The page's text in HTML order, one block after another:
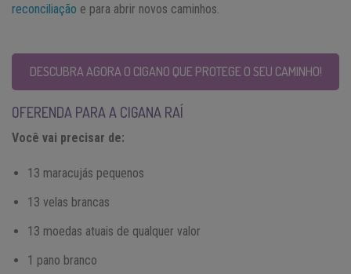
reconciliação e para abrir novos caminhos.
DESCUBRA AGORA O CIGANO QUE PROTEGE O SEU CAMINHO!
OFERENDA PARA A CIGANA RAÍ
Você vai precisar de:
13 maracujás pequenos
13 velas brancas
13 moedas atuais de qualquer valor
1 pano branco